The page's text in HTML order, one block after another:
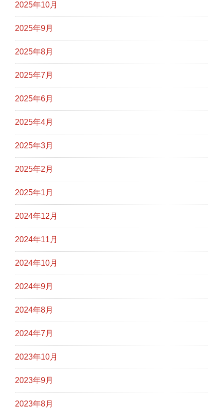
2025年10月
2025年9月
2025年8月
2025年7月
2025年6月
2025年4月
2025年3月
2025年2月
2025年1月
2024年12月
2024年11月
2024年10月
2024年9月
2024年8月
2024年7月
2023年10月
2023年9月
2023年8月